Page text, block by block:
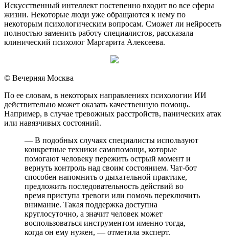
Искусственный интеллект постепенно входит во все сферы
жизни. Некоторые люди уже обращаются к нему по
некоторым психологическим вопросам. Сможет ли нейросеть
полностью заменить работу специалистов, рассказала
клинический психолог Маргарита Алексеева.
© Вечерняя Москва
По ее словам, в некоторых направлениях психологии ИИ
действительно может оказать качественную помощь.
Например, в случае тревожных расстройств, панических атак
или навязчивых состояний.
— В подобных случаях специалисты используют
конкретные техники самопомощи, которые
помогают человеку пережить острый момент и
вернуть контроль над своим состоянием. Чат-бот
способен напомнить о дыхательной практике,
предложить последовательность действий во
время приступа тревоги или помочь переключить
внимание. Такая поддержка доступна
круглосуточно, а значит человек может
воспользоваться инструментом именно тогда,
когда он ему нужен, — отметила эксперт.